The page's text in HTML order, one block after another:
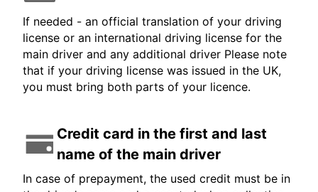
If needed - an official translation of your driving
license or an international driving license for the
main driver and any additional driver Please note
that if your driving license was issued in the UK,
you must bring both parts of your licence.
Credit card in the first and last
name of the main driver
In case of prepayment, the used credit must be in